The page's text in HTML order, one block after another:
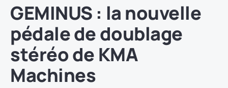
GEMINUS : la nouvelle
pédale de doublage
stéréo de KMA
Machines